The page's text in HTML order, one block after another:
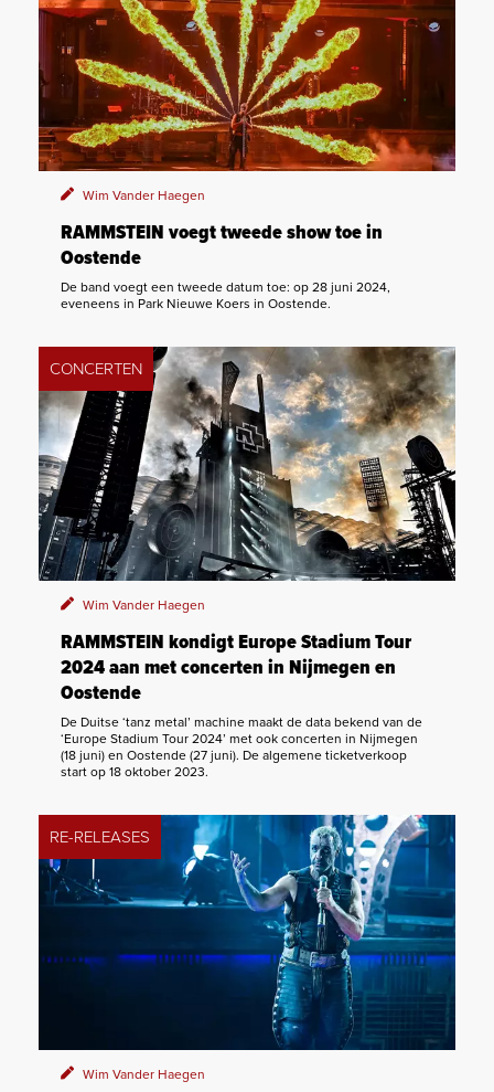
Wim Vander Haegen
RAMMSTEIN voegt tweede show toe in
Oostende
De band voegt een tweede datum toe: op 28 juni 2024,
eveneens in Park Nieuwe Koers in Oostende.
CONCERTEN
Wim Vander Haegen
RAMMSTEIN kondigt Europe Stadium Tour
2024 aan met concerten in Nijmegen en
Oostende
De Duitse ‘tanz metal’ machine maakt de data bekend van de
‘Europe Stadium Tour 2024’ met ook concerten in Nijmegen
(18 juni) en Oostende (27 juni). De algemene ticketverkoop
start op 18 oktober 2023.
RE-RELEASES
Wim Vander Haegen